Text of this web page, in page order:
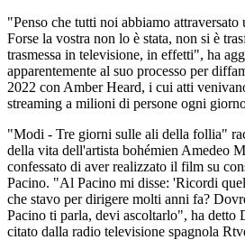
"Penso che tutti noi abbiamo attraversato
Forse la vostra non lo è stata, non si è
trasmessa in televisione, in effetti", ha
apparentemente al suo processo per
2022 con Amber Heard, i cui atti
streaming a milioni di persone ogni
"Modi - Tre giorni sulle ali della follia"
della vita dell'artista bohémien Amedeo
confessato di aver realizzato il film su
Pacino. "Al Pacino mi disse: 'Ricordi
che stavo per dirigere molti anni fa?
Pacino ti parla, devi ascoltarlo", ha detto
citato dalla radio televisione spagnola